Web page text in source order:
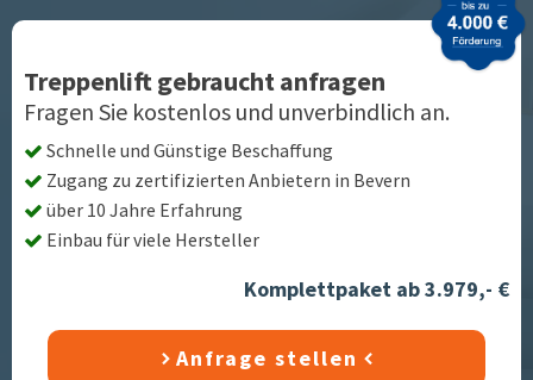
Treppenlift gebraucht anfragen
Fragen Sie kostenlos und unverbindlich an.
Schnelle und Günstige Beschaffung
Zugang zu zertifizierten Anbietern in Bevern
über 10 Jahre Erfahrung
Einbau für viele Hersteller
Komplettpaket ab 3.979,- €
Anfrage stellen